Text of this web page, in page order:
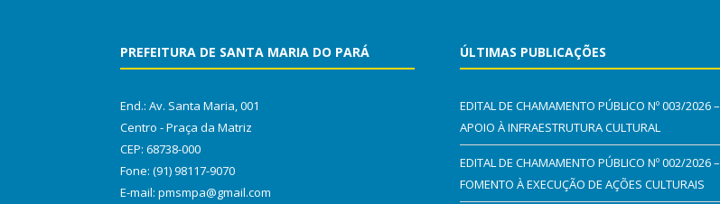
PREFEITURA DE SANTA MARIA DO PARÁ
End.: Av. Santa Maria, 001
Centro - Praça da Matriz
CEP: 68738-000
Fone: (91) 98117-9070
E-mail: pmsmpa@gmail.com
ÚLTIMAS PUBLICAÇÕES
EDITAL DE CHAMAMENTO PÚBLICO Nº 003/2026 –
APOIO À INFRAESTRUTURA CULTURAL
EDITAL DE CHAMAMENTO PÚBLICO Nº 002/2026 –
FOMENTO À EXECUÇÃO DE AÇÕES CULTURAIS